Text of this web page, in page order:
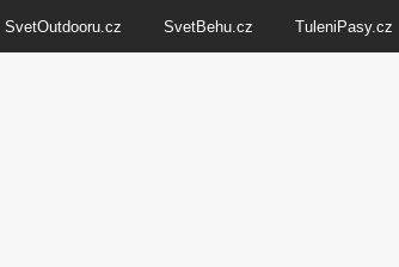
SvetOutdooru.cz SvetBehu.cz TuleniPasy.cz